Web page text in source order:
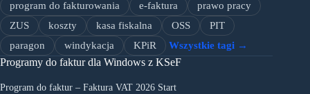
program do fakturowania
e-faktura
prawo pracy
ZUS
koszty kasa fiskalna OSS
PIT
paragon
windykacja KPiR Wszystkie tagi →
Programy do faktur dla Windows z KSeF
Program do faktur – Faktura VAT 2026 Start